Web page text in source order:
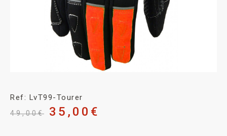
Ref: LvT99-Tourer
49,00€ 35,00 €